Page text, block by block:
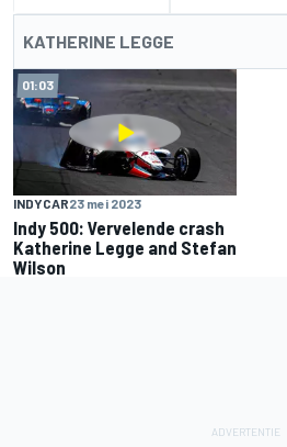
KATHERINE LEGGE
01:03
INDYCAR23 mei 2023
Indy 500: Vervelende crash
Katherine Legge and Stefan
Wilson